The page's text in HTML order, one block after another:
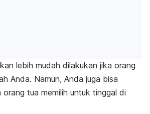
lebih mudah dilakukan jika orang
Anda. Namun, Anda juga bisa
tua memilih untuk tinggal di